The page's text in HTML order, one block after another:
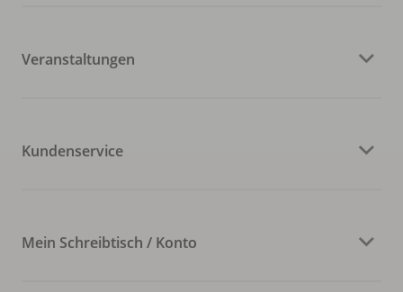
Veranstaltungen
Kundenservice
Mein Schreibtisch / Konto